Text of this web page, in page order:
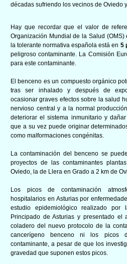
décadas sufriendo los vecinos de Oviedo
Hay que recordar que el valor de
Organización Mundial de la Salud
la tolerante normativa española está en 5
peligroso contaminante. La Comisión
para este contaminante.
El benceno es un compuesto orgánico
tras ser inhalado y después de
ocasionar graves efectos sobre la salud
nervioso central y a la normal
deteriorar el sistema inmunitario y
que a su vez puede originar
como malformaciones congénitas.
La contaminación del benceno se
proyectos de las contaminantes
Oviedo, la de Llera en Grado a 2 km de
Los picos de contaminación
hospitalarios en Asturias por
estudio epidemiológico realizado por
Principado de Asturias y presentado
coladero del nuevo protocolo de la
cancerígeno benceno ni los picos
contaminante, a pesar de que los
gravedad que suponen estos picos.